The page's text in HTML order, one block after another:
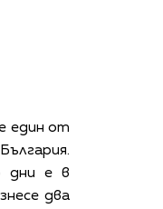
един от
дни е в
два